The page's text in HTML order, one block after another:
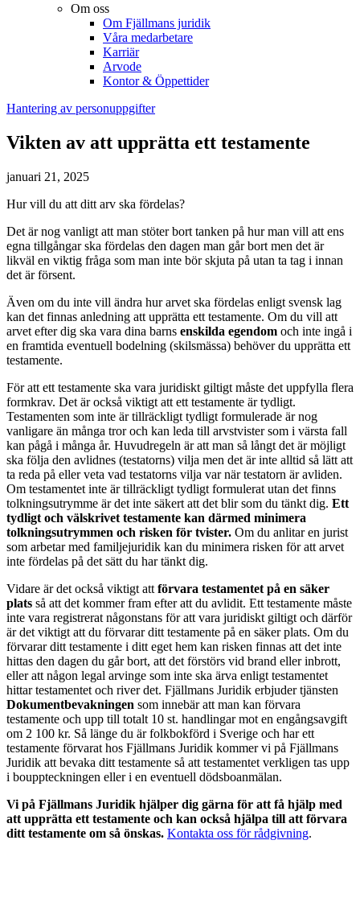
Om oss
Om Fjällmans juridik
Våra medarbetare
Karriär
Arvode
Kontor & Öppettider
Hantering av personuppgifter
Vikten av att upprätta ett testamente
januari 21, 2025
Hur vill du att ditt arv ska fördelas?
Det är nog vanligt att man stöter bort tanken på hur man vill att ens
egna tillgångar ska fördelas den dagen man går bort men det är
likväl en viktig fråga som man inte bör skjuta på utan ta tag i innan
det är försent.
Även om du inte vill ändra hur arvet ska fördelas enligt svensk lag
kan det finnas anledning att upprätta ett testamente. Om du vill att
arvet efter dig ska vara dina barns enskilda egendom och inte ingå i
en framtida eventuell bodelning (skilsmässa) behöver du upprätta ett
testamente.
För att ett testamente ska vara juridiskt giltigt måste det uppfylla flera
formkrav. Det är också viktigt att ett testamente är tydligt.
Testamenten som inte är tillräckligt tydligt formulerade är nog
vanligare än många tror och kan leda till arvstvister som i värsta fall
kan pågå i många år. Huvudregeln är att man så långt det är möjligt
ska följa den avlidnes (testatorns) vilja men det är inte alltid så lätt att
ta reda på eller veta vad testatorns vilja var när testatorn är avliden.
Om testamentet inte är tillräckligt tydligt formulerat utan det finns
tolkningsutrymme är det inte säkert att det blir som du tänkt dig. Ett
tydligt och välskrivet testamente kan därmed minimera
tolkningsutrymmen och risken för tvister. Om du anlitar en jurist
som arbetar med familjejuridik kan du minimera risken för att arvet
inte fördelas på det sätt du har tänkt dig.
Vidare är det också viktigt att förvara testamentet på en säker
plats så att det kommer fram efter att du avlidit. Ett testamente måste
inte vara registrerat någonstans för att vara juridiskt giltigt och därför
är det viktigt att du förvarar ditt testamente på en säker plats. Om du
förvarar ditt testamente i ditt eget hem kan risken finnas att det inte
hittas den dagen du går bort, att det förstörs vid brand eller inbrott,
eller att någon legal arvinge som inte ska ärva enligt testamentet
hittar testamentet och river det. Fjällmans Juridik erbjuder tjänsten
Dokumentbevakningen som innebär att man kan förvara
testamente och upp till totalt 10 st. handlingar mot en engångsavgift
om 2 100 kr. Så länge du är folkbokförd i Sverige och har ett
testamente förvarat hos Fjällmans Juridik kommer vi på Fjällmans
Juridik att bevaka ditt testamente så att testamentet verkligen tas upp
i bouppteckningen eller i en eventuell dödsboanmälan.
Vi på Fjällmans Juridik hjälper dig gärna för att få hjälp med
att upprätta ett testamente och kan också hjälpa till att förvara
ditt testamente om så önskas. Kontakta oss för rådgivning.